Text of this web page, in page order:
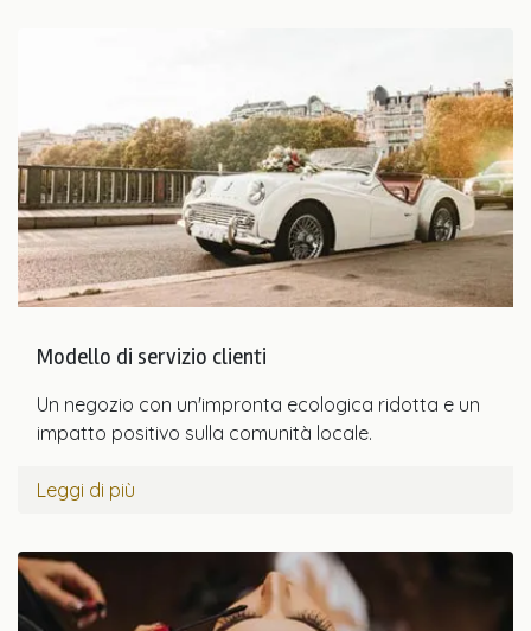
Modello di servizio clienti
Un negozio con un'impronta ecologica ridotta e un
impatto positivo sulla comunità locale.
Leggi di più